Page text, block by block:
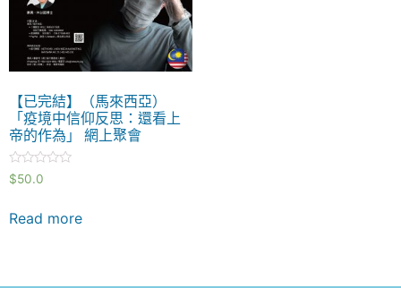
【已完結】（馬來西亞）
「疫境中信仰反思：還看上
帝的作為」 網上聚會
Rated
0
5
$50.0
Read more